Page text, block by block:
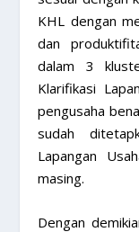
KHL dengan
dan
dalam 3
Klarifikasi
pengusaha
sudah
Lapangan
masing.
Dengan